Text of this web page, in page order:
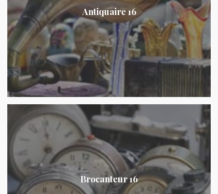
Antiquaire 16
Brocanteur 16